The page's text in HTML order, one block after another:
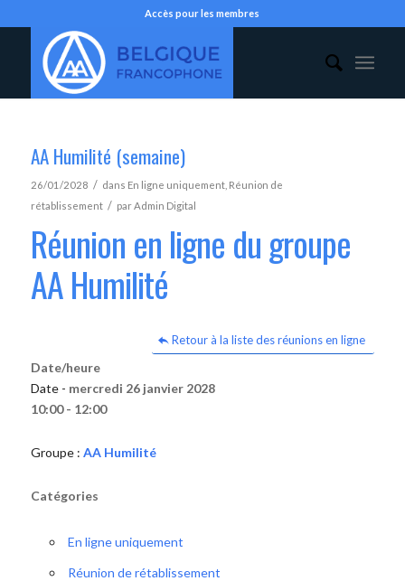
Accès pour les membres
AA Humilité (semaine)
26/01/2028 / dans En ligne uniquement, Réunion de
rétablissement / parAdmin Digital
Réunion en ligne du groupe
AA Humilité
Retour à la liste des réunions en ligne
Date/heure
Date - mercredi 26 janvier 2028
10:00 - 12:00
Groupe : AA Humilité
Catégories
En ligne uniquement
Réunion de rétablissement